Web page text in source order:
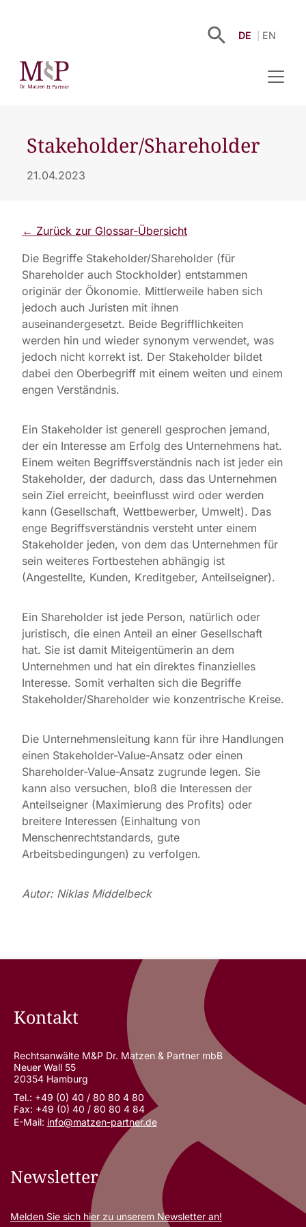
DE EN
Stakeholder/Shareholder
21.04.2023
← Zurück zur Glossar-Übersicht
Die Begriffe Stakeholder/Shareholder (für
Shareholder auch Stockholder) entstammen
originär der Ökonomie. Mittlerweile haben sich
jedoch auch Juristen mit ihnen
auseinandergesetzt. Beide Begrifflichkeiten
werden hin und wieder synonym verwendet, was
jedoch nicht korrekt ist. Der Stakeholder bildet
dabei den Oberbegriff mit einem weiten und einem
engen Verständnis.
Ein Stakeholder ist generell gesprochen jemand,
der ein Interesse am Erfolg des Unternehmens hat.
Einem weiten Begriffsverständnis nach ist jeder ein
Stakeholder, der dadurch, dass das Unternehmen
sein Ziel erreicht, beeinflusst wird oder werden
kann (Gesellschaft, Wettbewerber, Umwelt). Das
enge Begriffsverständnis versteht unter einem
Stakeholder jeden, von dem das Unternehmen für
sein weiteres Fortbestehen abhängig ist
(Angestellte, Kunden, Kreditgeber, Anteilseigner).
Ein Shareholder ist jede Person, natürlich oder
juristisch, die einen Anteil an einer Gesellschaft
hat. Sie ist damit Miteigentümerin an dem
Unternehmen und hat ein direktes finanzielles
Interesse. Somit verhalten sich die Begriffe
Stakeholder/Shareholder wie konzentrische Kreise.
Die Unternehmensleitung kann für ihre Handlungen
einen Stakeholder-Value-Ansatz oder einen
Shareholder-Value-Ansatz zugrunde legen. Sie
kann also versuchen, bloß die Interessen der
Anteilseigner (Maximierung des Profits) oder
breitere Interessen (Einhaltung von
Menschenrechtstandards, gute
Arbeitsbedingungen) zu verfolgen.
Autor: Niklas Middelbeck
Kontakt
Rechtsanwälte M&P Dr. Matzen & Partner mbB
Neuer Wall 55
20354 Hamburg
Tel.: +49 (0) 40 / 80 80 4 80
Fax: +49 (0) 40 / 80 80 4 84
E-Mail: info@matzen-partner.de
Newsletter
Melden Sie sich hier zu unserem Newsletter an!